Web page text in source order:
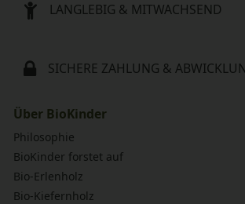
LANGLEBIG & MITWACHSEND
SICHERE ZAHLUNG &
Über BioKinder
Philosophie
BioKinder forstet auf
Bio-Erlenholz
Bio-Kiefernholz